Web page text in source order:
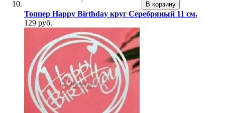
В корзину
Топпер Happy Birthday круг Серебряный 11 см.
129 руб.